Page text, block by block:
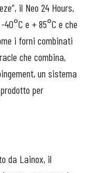
il Neo 24 Hours,
e + 85°C e che
i forni combinati
che combina,
un sistema
per
da Lainox, il